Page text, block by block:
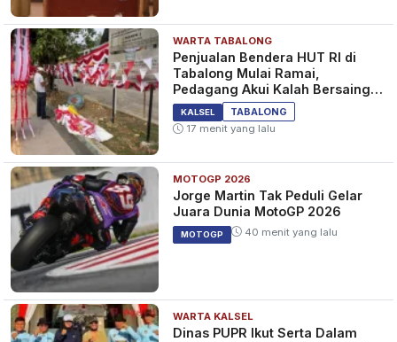
WARTA TABALONG
Penjualan Bendera HUT RI di
Tabalong Mulai Ramai,
Pedagang Akui Kalah Bersaing
dengan Online
KALSEL
TABALONG
17 menit yang lalu
MOTOGP 2026
Jorge Martin Tak Peduli Gelar
Juara Dunia MotoGP 2026
MOTOGP 40 menit yang lalu
WARTA KALSEL
Dinas PUPR Ikut Serta Dalam